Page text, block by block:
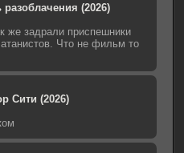
разоблачения (2026)
же задрали приспешники
Что не фильм то
Сити (2026)